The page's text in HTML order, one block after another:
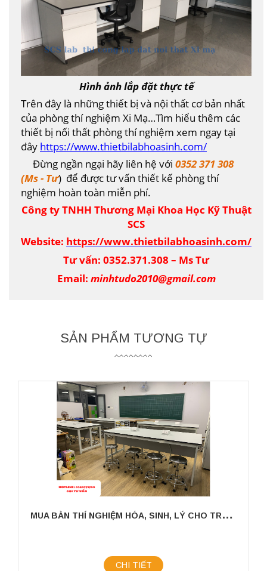
Hình ảnh lắp đặt thực tế
Trên đây là những thiết bị và nội thất cơ bản nhất
của phòng thí nghiệm Xi Mạ…Tìm hiểu thêm các
thiết bị nối thất phòng thí nghiệm xem ngay tại
đây https://www.thietbilabhoasinh.com/
Đừng ngần ngại hãy liên hệ với 0352 371 308
(Ms - Tư) để được tư vấn thiết kế phòng thí
nghiệm hoàn toàn miễn phí.
Công ty TNHH Thương Mại Khoa Học Kỹ Thuật
SCS
Website: https://www.thietbilabhoasinh.com/
Tư vấn: 0352.371.308 – Ms Tư
Email: minhtudo2010@gmail.com
SẢN PHẨM TƯƠNG TỰ
M
UA BÀN THÍ NGHIỆM HÓA, SINH, LÝ CHO TRƯỜNG HỌC GIÁ TỐT TẠI THÀNH PHỐ HỒ CHÍ MINH
CHI TIẾT